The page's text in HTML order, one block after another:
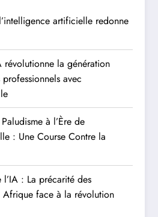
artificielle redonne
révolutionne la génération
avec
à l’Ère de
: Une Course Contre la
l’IA : La précarité des
face à la révolution